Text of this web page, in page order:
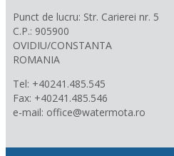
Punct de lucru: Str. Carierei nr. 5
C.P.: 905900
OVIDIU/CONSTANTA
ROMANIA
Tel: +40241.485.545
Fax: +40241.485.546
e-mail: office@watermota.ro